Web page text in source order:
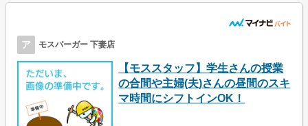
ア モスバーガー 下妻店
【モススタッフ】学生さんの授業
の合間や主婦(夫)さんの昼間のスキ
マ時間にシフトインOK！